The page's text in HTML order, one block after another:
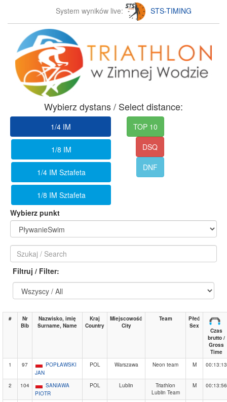
System wyników live: STS-TIMING
Wybierz dystans / Select distance:
1/4 IM
1/8 IM
1/4 IM Sztafeta
1/8 IM Sztafeta
TOP 10
DSQ
DNF
Wybierz punkt
Filtruj / Filter:
#
Nr
Bib
Nazwisko, imię
Surname, Name
Kraj
Country
Miejscowość
City
Team
Płeć
Sex
Czas
brutto /
Gross
Time
1
97
POPŁAWSKI
JAN
POL Warszawa Neon team M 00:13:13
2 104
SANIAWA
PIOTR
POL Lublin
Triathlon
Lublin Team
M 00:13:56